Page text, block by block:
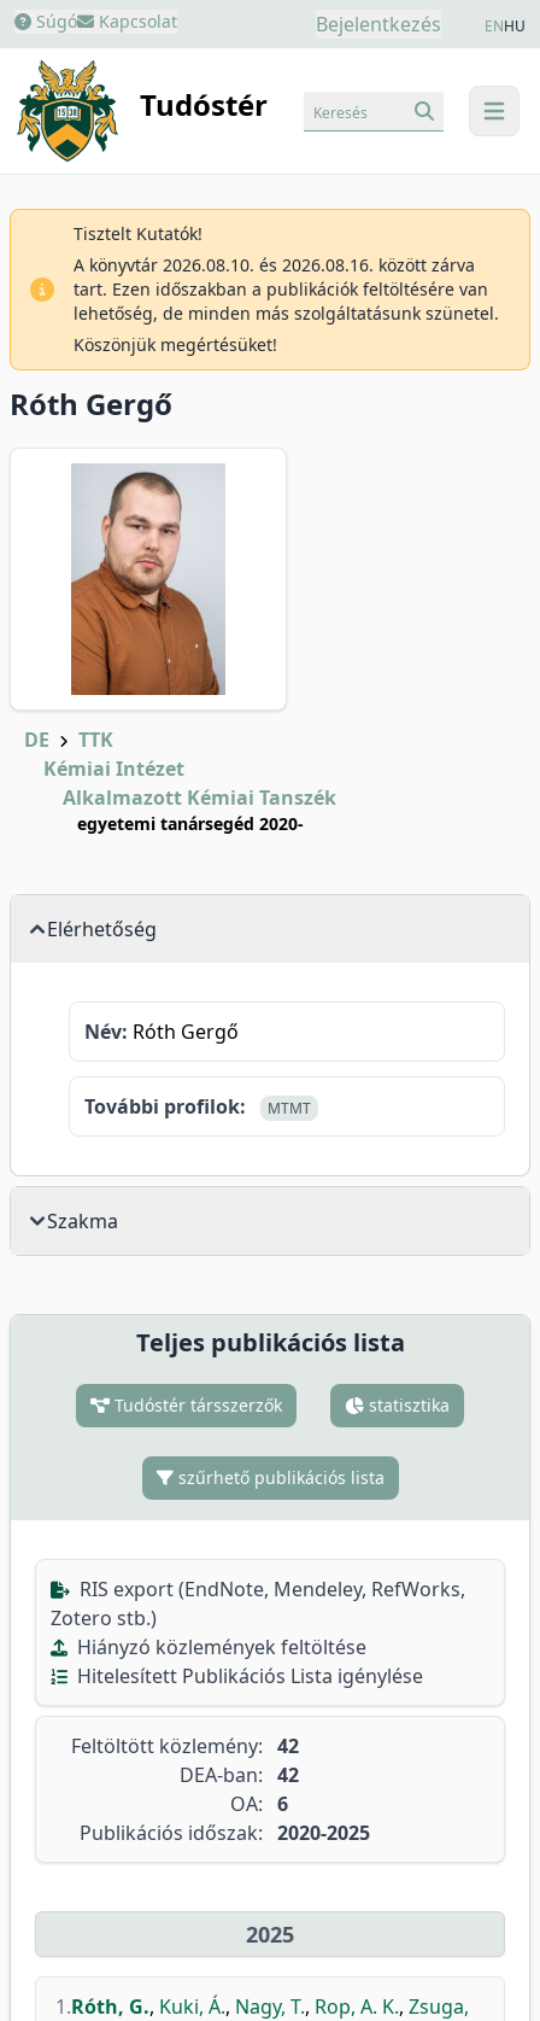
Súgó Kapcsolat Bejelentkezés ENHU
Tudóstér menu
Keresés
Tisztelt Kutatók!
A könyvtár 2026.08.10. és 2026.08.16. között zárva
tart. Ezen időszakban a publikációk feltöltésére van
lehetőség, de minden más szolgáltatásunk szünetel.
Köszönjük megértésüket!
Róth Gergő
DE
TTK
Kémiai Intézet
Alkalmazott Kémiai Tanszék
egyetemi tanársegéd 2020-
Elérhetőség
Név: Róth Gergő
További profilok: MTMT
Szakma
Teljes publikációs lista
Tudóstér társszerzők statisztika
szűrhető publikációs lista
RIS export (EndNote, Mendeley, RefWorks,
Zotero stb.)
Hiányzó közlemények feltöltése
Hitelesített Publikációs Lista igénylése
Feltöltött közlemény: 42
DEA-ban: 42
OA: 6
Publikációs időszak: 2020-2025
2025
1.Róth, G., Kuki, Á., Nagy, T., Rop, A. K., Zsuga,